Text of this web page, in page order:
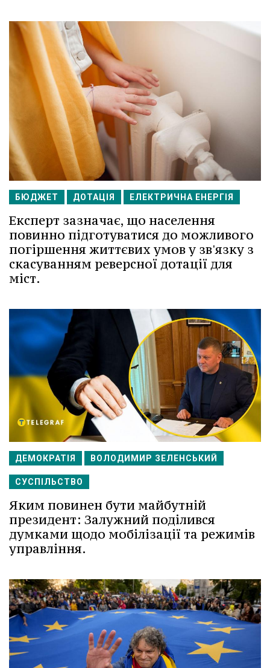
БЮДЖЕТ ДОТАЦІЯ ЕЛЕКТРИЧНА ЕНЕРГІЯ
Експерт зазначає, що населення
повинно підготуватися до можливого
погіршення життєвих умов у зв'язку з
скасуванням реверсної дотації для
міст.
ДЕМОКРАТІЯ ВОЛОДИМИР ЗЕЛЕНСЬКИЙ
СУСПІЛЬСТВО
Яким повинен бути майбутній
президент: Залужний поділився
думками щодо мобілізації та режимів
управління.